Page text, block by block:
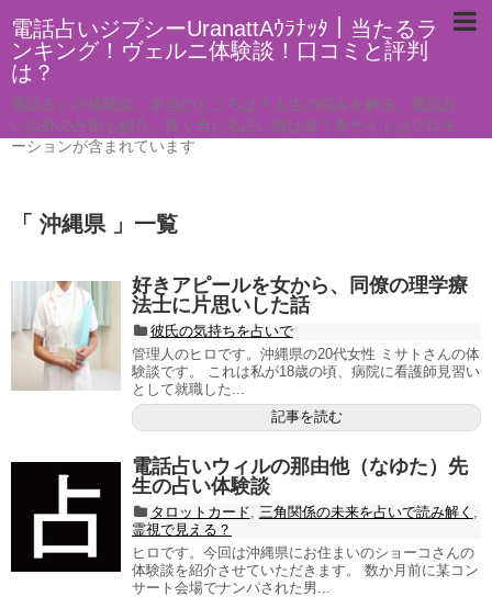
電話占いジプシーUranattAｳﾗﾅｯﾀ｜当たるラ
ンキング！ヴェルニ体験談！口コミと評判
は？
電話占いの体験談。本当のところは？人生の悩みを解決。電話占
い以外の占術も紹介。良く当たる占い師は誰？本サイトはプロモ
ーションが含まれています
「 沖縄県 」一覧
好きアピールを女から、同僚の理学療
法士に片思いした話
彼氏の気持ちを占いで
管理人のヒロです。沖縄県の20代女性 ミサトさんの体
験談です。 これは私が18歳の頃、病院に看護師見習い
として就職した...
記事を読む
電話占いウィルの那由他（なゆた）先
生の占い体験談
タロットカード 三角関係の未来を占いで読み解く
霊視で見える？
ヒロです。今回は沖縄県にお住まいのショーコさんの
体験談を紹介させていただきます。 数か月前に某コン
サート会場でナンパされた男...